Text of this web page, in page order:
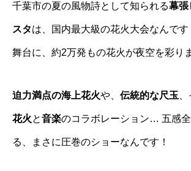
千葉市の夏の風物詩として知られる幕張
スタは、国内最大級の花火大会なんで
舞台に、約2万発もの花火が夜空を彩り
迫力満点の海上花火や、 伝統的な尺玉
花火と音楽のコラボレーション… 五感
る、まさに圧巻のショーなんです！